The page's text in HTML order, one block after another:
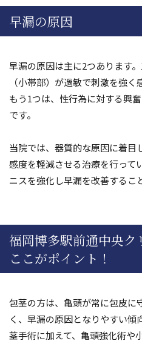
早漏の原因
早漏の原因は主に2つあります
（小帯部）が過敏で刺激を強く
もう1つは、性行為に対する興
です。
当院では、器質的な原因に着目
感度を軽減させる治療を行って
ニスを強化し早漏を改善するこ
福岡博多駅前通中央
ここがポイント！
包茎の方は、亀頭が常に包皮に
く、早漏の原因となりやすい傾
茎手術に加えて、亀頭強化術や